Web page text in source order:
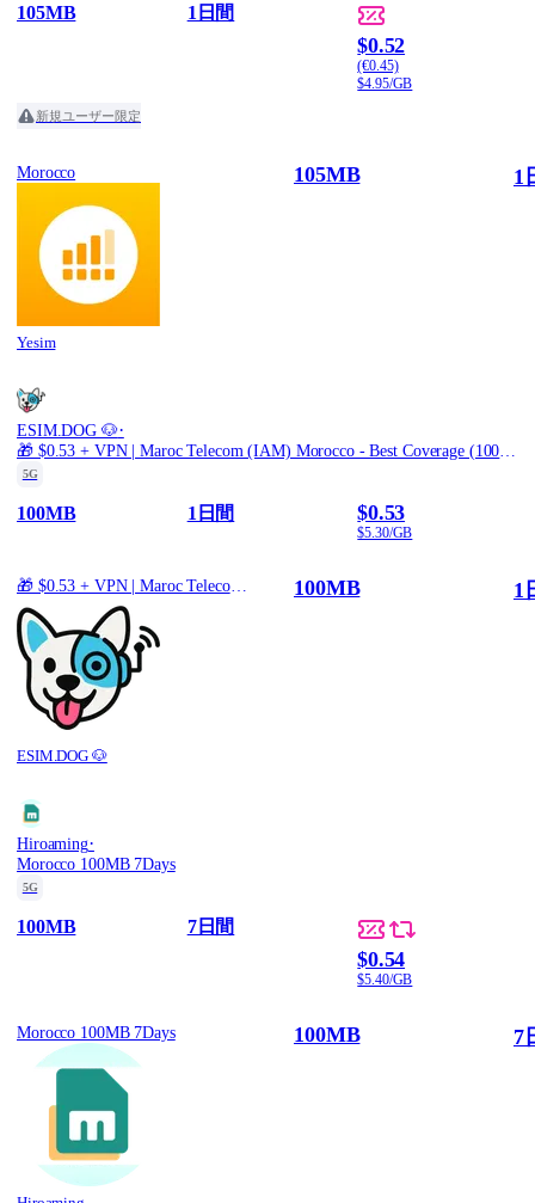
105MB 1日間
$0.52
(€0.45)
$4.95/GB
新規ユーザー限定
Morocco
Yesim
105MB 1
ESIM.DOG 🐶·
5G
100MB 1日間 $0.53
$5.30/GB
🎁 $0.53 + VPN | Maroc Telecom (IAM) Morocco - Best Coverage (100MB/1Days) - Black route
ESIM.DOG 🐶
100MB 1
Hiroaming·
Morocco 100MB 7Days
5G
100MB 7日間
$0.54
$5.40/GB
Morocco 100MB 7Days 100MB 7